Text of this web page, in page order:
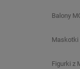
Balony
Maskotki
Figurki z